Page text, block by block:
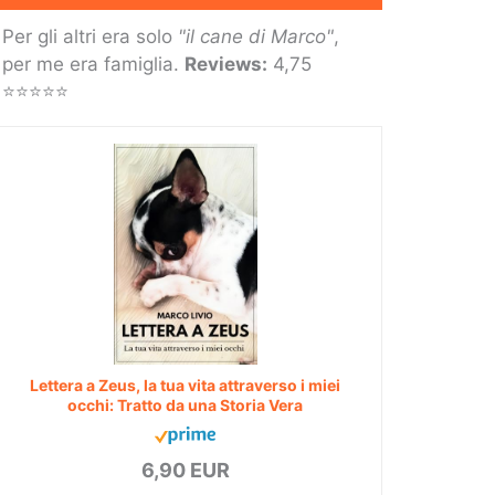
Per gli altri era solo "il cane di Marco",
per me era famiglia. Reviews: 4,75
⭐⭐⭐⭐⭐
Lettera a Zeus, la tua vita attraverso i miei
occhi: Tratto da una Storia Vera
6,90 EUR